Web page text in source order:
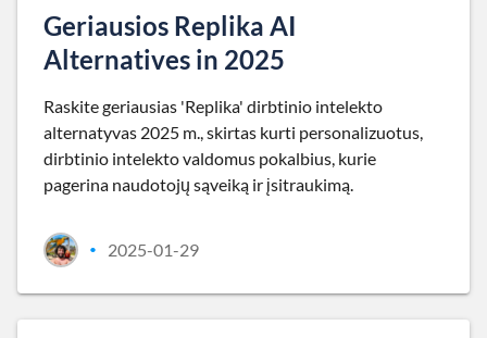
Geriausios Replika AI
Alternatives in 2025
Raskite geriausias 'Replika' dirbtinio intelekto
alternatyvas 2025 m., skirtas kurti personalizuotus,
dirbtinio intelekto valdomus pokalbius, kurie
pagerina naudotojų sąveiką ir įsitraukimą.
• 2025-01-29